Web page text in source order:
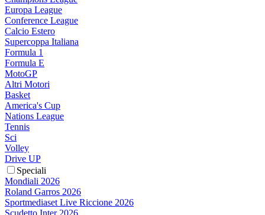
Europa League
Conference League
Calcio Estero
Supercoppa Italiana
Formula 1
Formula E
MotoGP
Altri Motori
Basket
America's Cup
Nations League
Tennis
Sci
Volley
Drive UP
Speciali
Mondiali 2026
Roland Garros 2026
Sportmediaset Live Riccione 2026
Scudetto Inter 2026